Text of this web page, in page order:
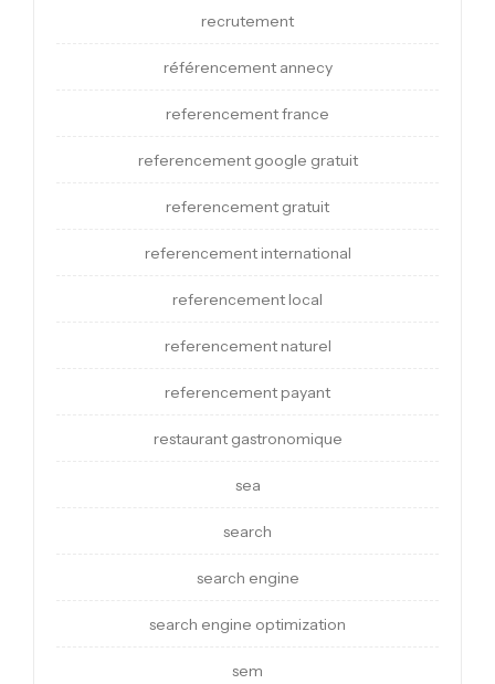
recrutement
référencement annecy
referencement france
referencement google gratuit
referencement gratuit
referencement international
referencement local
referencement naturel
referencement payant
restaurant gastronomique
sea
search
search engine
search engine optimization
sem